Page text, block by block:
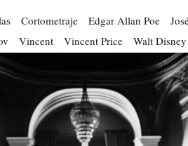
Cortometraje Edgar Allan Poe
Vincent Vincent Price Walt